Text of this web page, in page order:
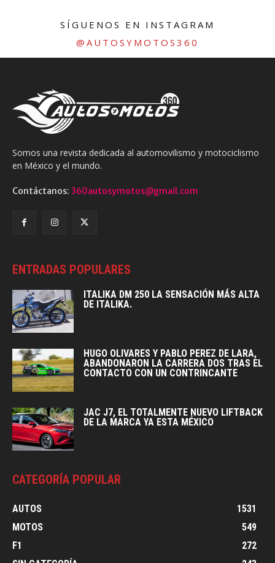
SÍGUENOS EN INSTAGRAM
@AUTOSYMOTOS360
Somos una revista dedicada al automovilismo y motociclismo
en México y el mundo.
Contáctanos: 360autosymotos@gmail.com
ENTRADAS POPULARES
ITALIKA DM 250 LA SENSACIÓN MÁS ALTA
DE ITALIKA.
HUGO OLIVARES Y PABLO PEREZ DE LARA,
ABANDONARON LA CARRERA DOS TRAS EL
CONTACTO CON UN CONTRINCANTE
JAC J7, EL TOTALMENTE NUEVO LIFTBACK
DE LA MARCA YA ESTA MÉXICO
CATEGORÍA POPULAR
AUTOS
1531
MOTOS
549
F1
272